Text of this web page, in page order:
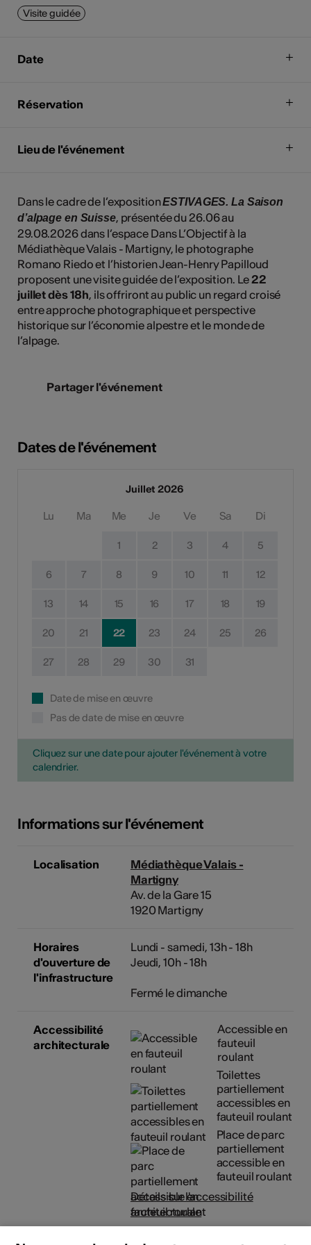
Visite guidée
Date
Réservation
Lieu de l'événement
Dans le cadre de l’expositionESTIVAGES. La Saison
d’alpage en Suisse, présentée du 26.06 au
29.08.2026 dans l’espace Dans L’Objectif à la
Médiathèque Valais - Martigny, le photographe
Romano Riedo et l’historien Jean-Henry Papilloud
proposent une visite guidée de l’exposition. Le22
juillet dès 18h, ils offriront au public un regard croisé
entre approche photographique et perspective
historique sur l’économie alpestre et le monde de
l’alpage.
Partager l'événement
Dates de l'événement
Juillet 2026
Lu Ma Me Je Ve Sa Di
1 2 3 4 5
6 7 8 9 10 11 12
13 14 15 16 17 18 19
20 21 22 23 24 25 26
27 28 29 30 31
Date de mise en œuvre
Pas de date de mise en œuvre
Cliquez sur une date pour ajouter l'événement à votre
calendrier.
Informations sur l'événement
Localisation
Médiathèque Valais -
Martigny
Av. de la Gare 15
1920 Martigny
Horaires
d'ouverture de
l'infrastructure
Lundi - samedi, 13h - 18h
Jeudi, 10h - 18h
Fermé le dimanche
Accessibilité
architecturale
Accessible en
fauteuil
roulant
Toilettes
partiellement
accessibles en
fauteuil roulant
Place de parc
partiellement
accessible en
fauteuil roulant
Détails sur l'accessibilité
architecturale